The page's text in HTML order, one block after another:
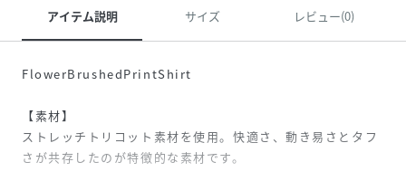
アイテム説明 サイズ レビュー(0)
FlowerBrushedPrintShirt
【素材】
ストレッチトリコット素材を使用。快適さ、動き易さとタフ
さが共存したのが特徴的な素材です。